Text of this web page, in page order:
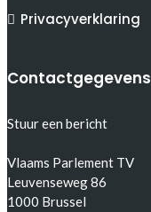
Privacyverklaring
Contactgegevens
Stuur een bericht
Vlaams Parlement TV
Leuvenseweg 86
1000 Brussel